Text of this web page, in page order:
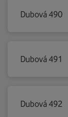
Dubová 490
Dubová 491
Dubová 492